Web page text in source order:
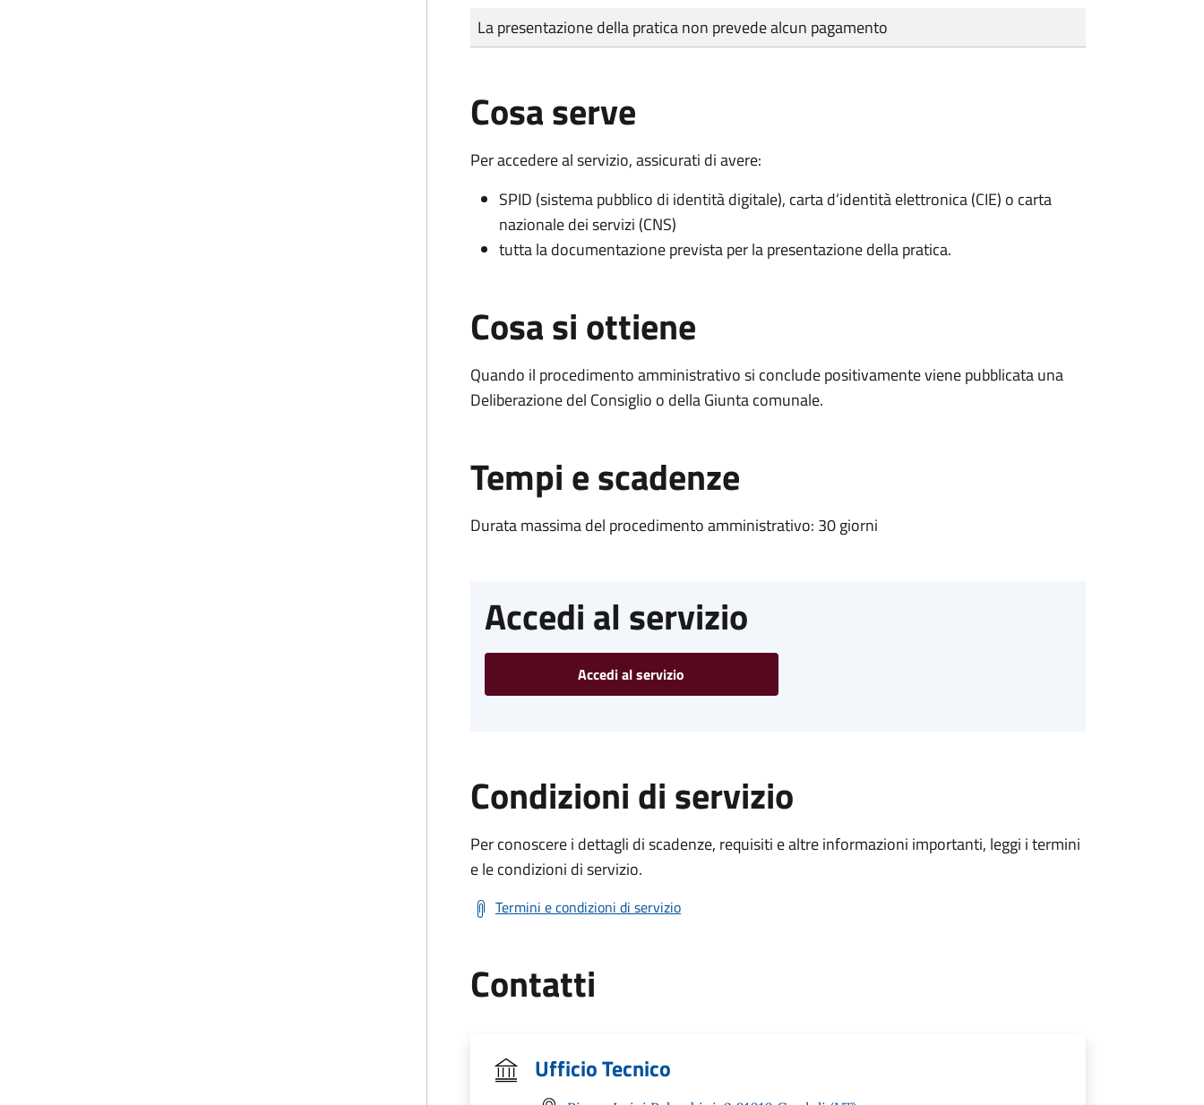
Tipo di pagamento
Importo
La presentazione della pratica non prevede alcun pagamento
Cosa serve
Per accedere al servizio, assicurati di avere:
SPID (sistema pubblico di identità digitale), carta d’identità elettronica (CIE) o carta
nazionale dei servizi (CNS)
tutta la documentazione prevista per la presentazione della pratica.
Cosa si ottiene
Quando il procedimento amministrativo si conclude positivamente viene pubblicata una
Deliberazione del Consiglio o della Giunta comunale.
Tempi e scadenze
Durata massima del procedimento amministrativo: 30 giorni
Accedi al servizio
Accedi al servizio
Condizioni di servizio
Per conoscere i dettagli di scadenze, requisiti e altre informazioni importanti, leggi i termini
e le condizioni di servizio.
Termini e condizioni di servizio
Contatti
Ufficio Tecnico